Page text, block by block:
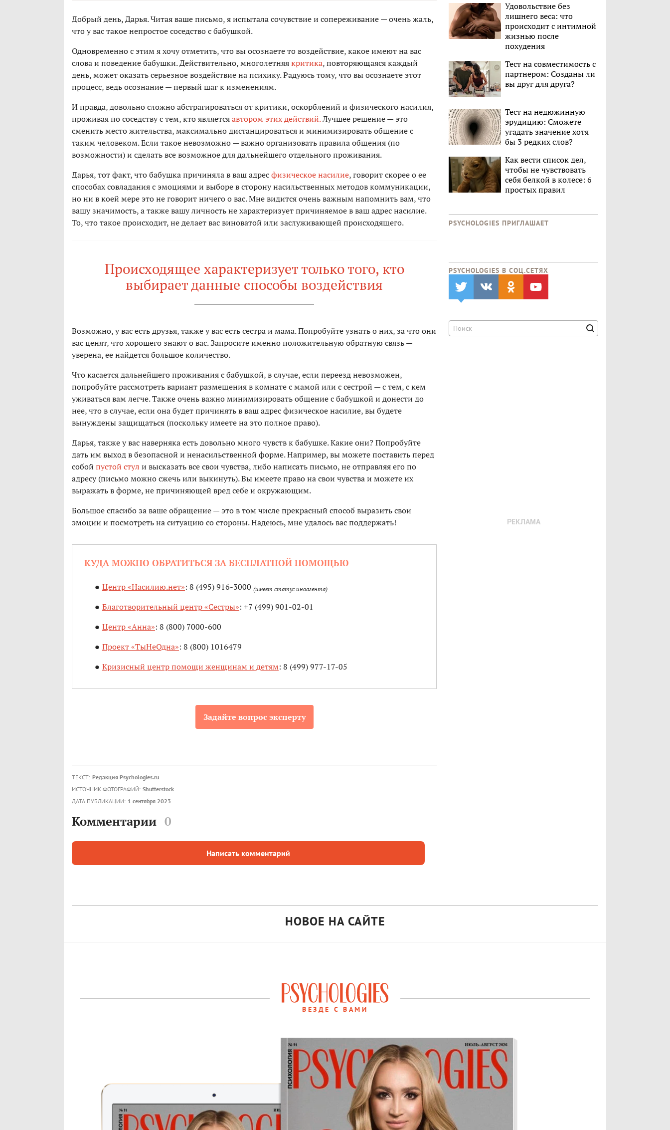
Добрый день, Дарья. Читая ваше письмо, я испытала сочувствие и сопереживание — очень жаль,
что у вас такое непростое соседство с бабушкой.
Одновременно с этим я хочу отметить, что вы осознаете то воздействие, какое имеют на вас
слова и поведение бабушки. Действительно, многолетняякритика, повторяющаяся каждый
день, может оказать серьезное воздействие на психику. Радуюсь тому, что вы осознаете этот
процесс, ведь осознание — первый шаг к изменениям.
И правда, довольно сложно абстрагироваться от критики, оскорблений и физического насилия,
проживая по соседству с тем, кто являетсяавтором этих действий.Лучшее решение — это
сменить место жительства, максимально дистанцироваться и минимизировать общение с
таким человеком. Если такое невозможно — важно организовать правила общения (по
возможности) и сделать все возможное для дальнейшего отдельного проживания.
Дарья, тот факт, что бабушка причиняла в ваш адресфизическое насилие, говорит скорее о ее
способах совладания с эмоциями и выборе в сторону насильственных методов коммуникации,
но ни в коей мере это не говорит ничего о вас. Мне видится очень важным напомнить вам, что
вашу значимость, а также вашу личность не характеризует причиняемое в ваш адрес насилие.
То, что такое происходит, не делает вас виноватой или заслуживающей происходящего.
Происходящее характеризует только того, кто
выбирает данные способы воздействия
Возможно, у вас есть друзья, также у вас есть сестра и мама. Попробуйте узнать о них, за что они
вас ценят, что хорошего знают о вас. Запросите именно положительную обратную связь —
уверена, ее найдется большое количество.
Что касается дальнейшего проживания с бабушкой, в случае, если переезд невозможен,
попробуйте рассмотреть вариант размещения в комнате с мамой или с сестрой — с тем, с кем
уживаться вам легче. Также очень важно минимизировать общение с бабушкой и донести до
нее, что в случае, если она будет причинять в ваш адрес физическое насилие, вы будете
вынуждены защищаться (поскольку имеете на это полное право).
Дарья, также у вас наверняка есть довольно много чувств к бабушке. Какие они? Попробуйте
дать им выход в безопасной и ненасильственной форме. Например, вы можете поставить перед
собой пустой стул и высказать все свои чувства, либо написать письмо, не отправляя его по
адресу (письмо можно сжечь или выкинуть). Вы имеете право на свои чувства и можете их
выражать в форме, не причиняющей вред себе и окружающим.
Большое спасибо за ваше обращение — это в том числе прекрасный способ выразить свои
эмоции и посмотреть на ситуацию со стороны. Надеюсь, мне удалось вас поддержать!
КУДА МОЖНО ОБРАТИТЬСЯ ЗА БЕСПЛАТНОЙ ПОМОЩЬЮ
Центр «Насилию.нет»: 8 (495) 916-3000 (имеет статус иноагента)
Благотворительный центр «Сестры»: +7 (499) 901-02-01
Центр «Анна»: 8 (800) 7000-600
Проект «ТыНеОдна»: 8 (800) 1016479
Кризисный центр помощи женщинам и детям: 8 (499) 977-17-05
Задайте вопрос эксперту
ТЕКСТ: Редакция Psychologies.ru
ИСТОЧНИК ФОТОГРАФИЙ: Shutterstock
ДАТА ПУБЛИКАЦИИ: 1 сентября 2023
Комментарии 0
Написать комментарий
Удовольствие без
лишнего веса: что
происходит с интимной
жизнью после
похудения
Тест на совместимость с
партнером: Созданы ли
вы друг для друга?
Тест на недюжинную
эрудицию: Сможете
угадать значение хотя
бы 3 редких слов?
Как вести список дел,
чтобы не чувствовать
себя белкой в колесе: 6
простых правил
PSYCHOLOGIES ПРИГЛАШАЕТ
PSYCHOLOGIES В CОЦ.СЕТЯХ
НОВОЕ НА САЙТЕ
ВЕЗДЕ С ВАМИ